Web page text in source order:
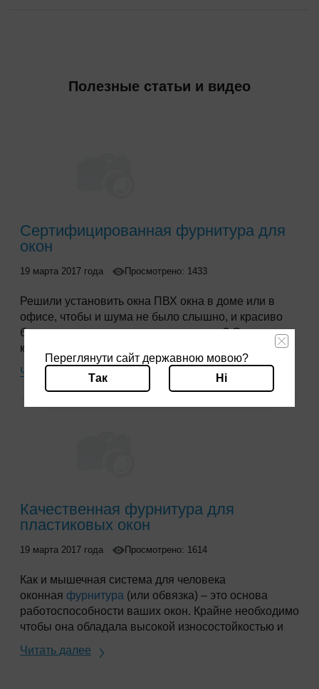
Полезные статьи и видео
Сертифицированная фурнитура для
окон
19 марта 2017 года Просмотрено: 1433
Решили установить окна ПВХ окна в доме или в
офисе, чтобы и шума не было слышно, и красиво
было, и тепло, когда за окном холодно? Сегодня
каждый человек понимает, что поменять старые
оконные «деревяшки» на новые окна—дело
серьезное, требует тщательного подхода к выбору
качественных оконных конструкций.
Читать далее
Качественная фурнитура для
пластиковых окон
19 марта 2017 года Просмотрено: 1614
Как и мышечная система для человека
оконная фурнитура (или обвязка) – это основа
работоспособности ваших окон. Крайне необходимо
чтобы она обладала высокой износостойкостью и
закрывая окно всю его тяжесть Вы «возлагаете»
Читать далее
Переглянути сайт державною мовою?
Так
Ні